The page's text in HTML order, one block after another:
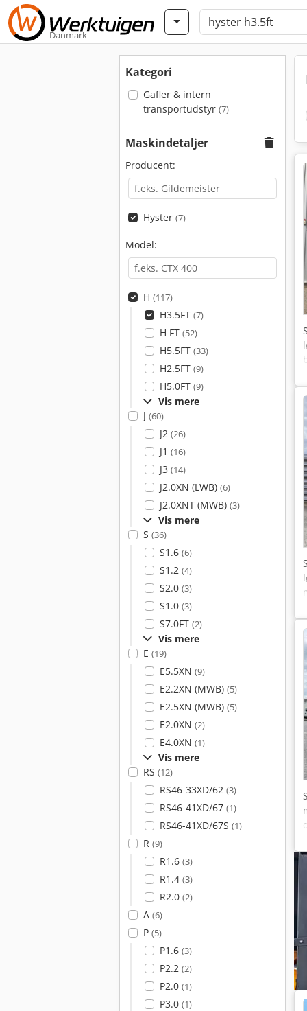
Danmark
Kategori
Gafler & intern
transportudstyr (7)
Maskindetaljer
Producent:
Hyster (7)
Model:
H (117)
H3.5FT (7)
H FT (52)
H5.5FT (33)
H2.5FT (9)
H5.0FT (9)
Vis mere
J (60)
J2 (26)
J1 (16)
J3 (14)
J2.0XN (LWB) (6)
J2.0XNT (MWB) (3)
Vis mere
S (36)
S1.6 (6)
S1.2 (4)
S2.0 (3)
S1.0 (3)
S7.0FT (2)
Vis mere
E (19)
E5.5XN (9)
E2.2XN (MWB) (5)
E2.5XN (MWB) (5)
E2.0XN (2)
E4.0XN (1)
Vis mere
RS (12)
RS46-33XD/62 (3)
RS46-41XD/67 (1)
RS46-41XD/67S (1)
R (9)
R1.6 (3)
R1.4 (3)
R2.0 (2)
A (6)
P (5)
P1.6 (3)
P2.2 (2)
P2.0 (1)
P3.0 (1)